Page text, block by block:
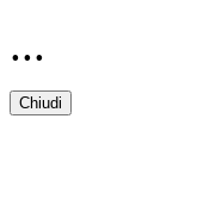
...
Chiudi